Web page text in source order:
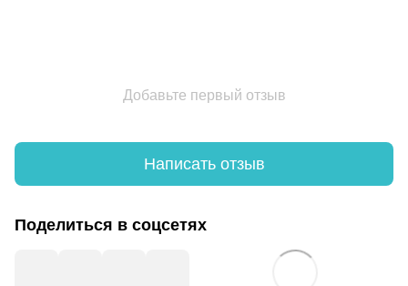
Добавьте первый отзыв
Написать отзыв
Поделиться в соцсетях